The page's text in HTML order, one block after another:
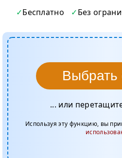
Бесплатно Без
... или
Используя эту функцию, вы